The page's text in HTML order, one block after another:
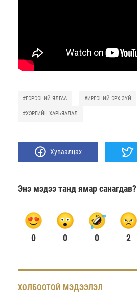
#ГЭРЭЭНИЙ ЯЛГАА #ИРГЭНИЙ ЭРХ ЗҮЙ
#ХЭРГИЙН ХАРЬЯАЛАЛ
Хуваалцах
Энэ мэдээ танд ямар санагдав?
0 0 0 2
ХОЛБООТОЙ МЭДЭЭЛЭЛ